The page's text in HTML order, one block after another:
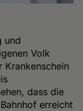
und
Volk
Krankenschein
dass die
erreicht